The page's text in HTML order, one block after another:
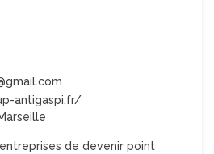
antigaspi.fr/
de devenir point